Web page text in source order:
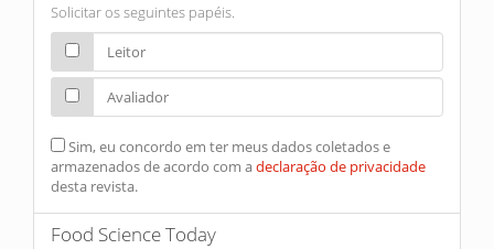
Solicitar os seguintes papéis.
Leitor
Avaliador
armazenados de acordo com adeclaração de privacidade
desta revista.
Food Science Today